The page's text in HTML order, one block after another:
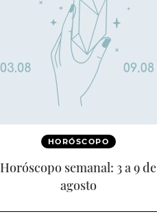
HORÓSCOPO
Horóscopo semanal: 3 a 9 de
agosto